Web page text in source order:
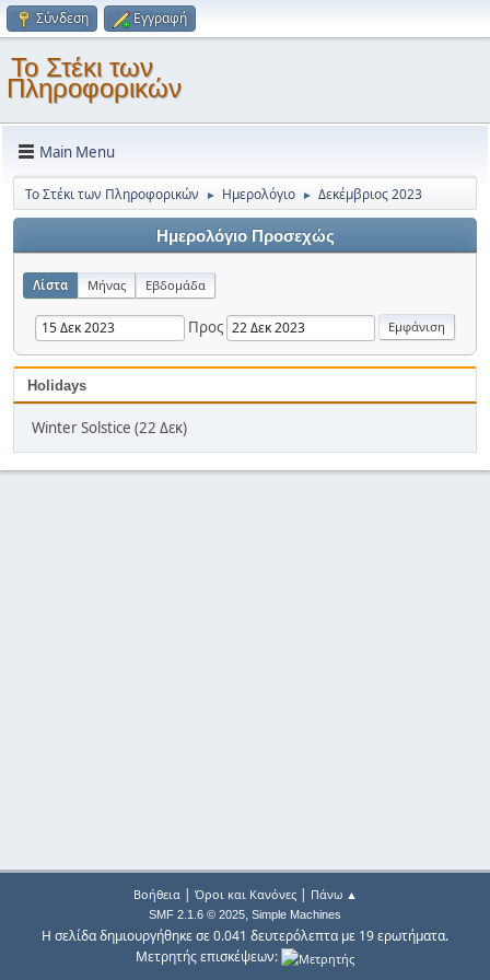
Σύνδεση Εγγραφή
Το Στέκι των
Πληροφορικών
Main Menu
Το Στέκι των Πληροφορικών ► Ημερολόγιο ► Δεκέμβριος 2023
Ημερολόγιο Προσεχώς
Λίστα Μήνας Εβδομάδα
Προς
Holidays
Winter Solstice (22 Δεκ)
Βοήθεια| Όροι και Κανόνες| Πάνω ▲
SMF 2.1.6 © 2025, Simple Machines
Η σελίδα δημιουργήθηκε σε 0.041 δευτερόλεπτα με 19 ερωτήματα.
Μετρητής επισκέψεων: